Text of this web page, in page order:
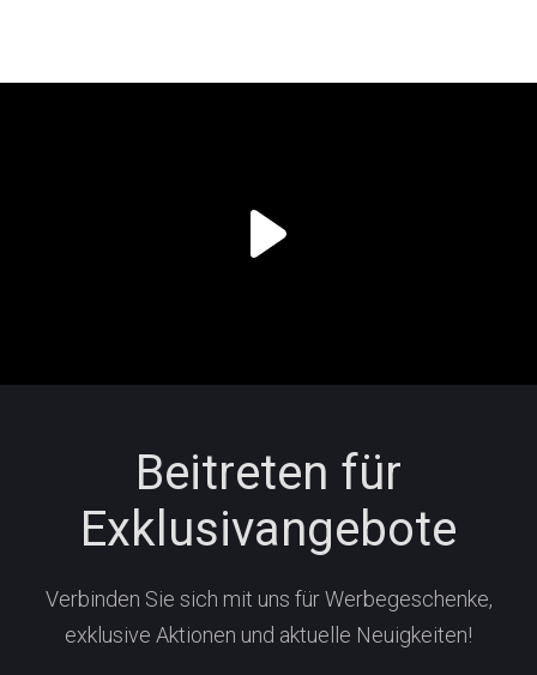
Beitreten für
Exklusivangebote
Verbinden Sie sich mit uns für Werbegeschenke,
exklusive Aktionen und aktuelle Neuigkeiten!